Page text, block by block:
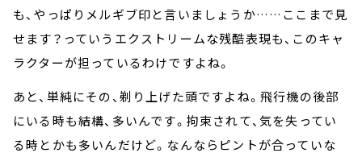
も、やっぱりメルギブ印と言いましょうか……ここまで見
せます？っていうエクストリームな残酷表現も、このキャ
ラクターが担っているわけですよね。
あと、単純にその、剃り上げた頭ですよね。飛行機の後部
にいる時も結構、多いんです。拘束されて、気を失ってい
る時とかも多いんだけど。なんならピントが合っていな